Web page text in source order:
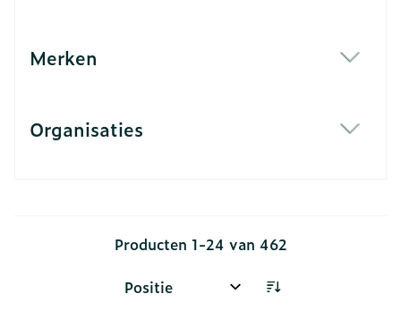
Merken
Organisaties
Producten 1-24 van 462
Sorteer op: